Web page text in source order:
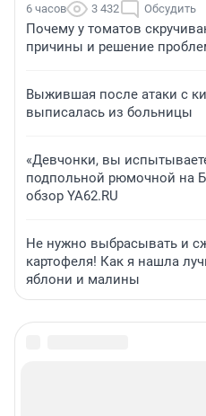
6 часов 3 432 Обсудить
Почему у томатов
причины и решение
Выжившая после атаки с
выписалась из больницы
«Девчонки, вы
подпольной рюмочной на
обзор YA62.RU
Не нужно выбрасывать и
картофеля! Как я нашла
яблони и малины